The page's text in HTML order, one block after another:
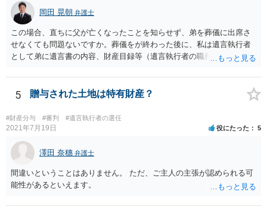
岡田 晃朝 弁護士
この場合、直ちに父が亡くなったことを知らせず、弟を葬儀に出席さ
せなくても問題ないですか。葬儀をが終わった後に、私は遺言執行者
として弟に遺言書の内容、財産目録等（遺言執行者の職務）を知らせ
るかは喪主の自由です。 呼ばなくてもかまいません。 そもそも、そう
いう法律関係にありません。 遺言の内容と遺産の総額の通知、公正証
で、対応しましょう。 そのあとは遺留分の請求などがあればそれへの
対応となるでしょう。
5 贈与された土地は特有財産？
#財産分与 #審判 #遺言執行者の選任
2021年7月19日 役にたった 5
澤田 奈穗 弁護士
間違いということはありません。 ただ、ご主人の主張が認められる可
能性があるといえます。